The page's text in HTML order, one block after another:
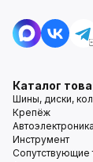
Каталог
Шины, диски,
Крепёж
Автоэлектроника
Инструмент
Сопутствующие